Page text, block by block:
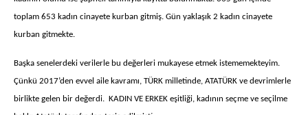
toplam 653 kadın cinayete kurban gitmiş. Gün yaklaşık 2 kadın cinayete
kurban gitmekte.
Başka senelerdeki verilerle bu değerleri mukayese etmek istememekteyim.
Çünkü 2017’den evvel aile kavramı, TÜRK milletinde, ATATÜRK ve devrimlerle
birlikte gelen bir değerdi. KADIN VE ERKEK eşitliği, kadının seçme ve seçilme